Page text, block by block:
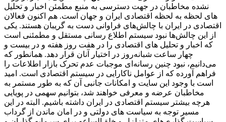
نشده مخاطبان در جهت دسترسی به منبع مطمئن اخبار و تحلیل
های لحظه به لحظه اقتصادی ایران و جهان است. هم اکنون فعالان
اقتصادی در ایران با چالش‌های فراوانی دست به گریبان هستند. یکی
از این چالش‌ها نبود سیستم اطلاع رسانی مستقل و مطمئنی است
که اخبار و تحلیل های اقتصادی را در هفت روز هفته و در بیست و
چهار ساعت شبانه‌روز در اختیار آنان قرار دهد. همانطور که
می‌دانیم، نبود چنین رسانه‌ای موجبات عدم تحرک بازار اطلاعات را
فراهم آورده که از عوامل ناکارایی در سیستم اقتصادی است. امید
است با وجود این سایت و امکانات جانبی آن که به طور مستمر به
مخاطبان عرضه و معرفی خواهند شد، بتوانیم سهمی در پویایی
هرچه بیشتر سیستم اقتصادی در ایران داشته باشیم. البته در این
مسیر توجه به سیاست های دولتی و در امان ماندن از گرداب